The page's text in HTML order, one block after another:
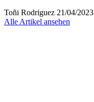
Toñi Rodriguez 21/04/2023
Alle Artikel ansehen